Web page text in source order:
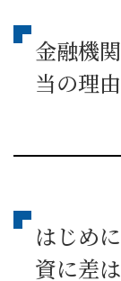
金融機
当の理
はじめ
資に差